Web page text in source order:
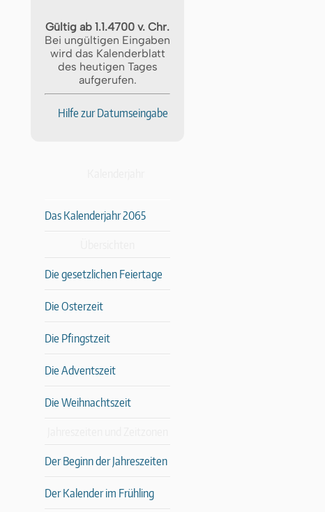
Gültig ab 1.1.4700 v. Chr.
Bei ungültigen Eingaben
wird das Kalenderblatt
des heutigen Tages
aufgerufen.
Hilfe zur Datumseingabe
Das Kalenderjahr 2065
Die gesetzlichen Feiertage
Die Osterzeit
Die Pfingstzeit
Die Adventszeit
Die Weihnachtszeit
Der Beginn der Jahreszeiten
Der Kalender im Frühling